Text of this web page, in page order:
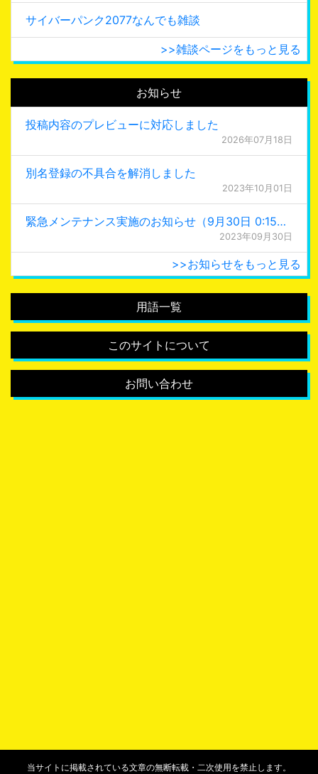
サイバーパンク2077なんでも雑談
>>雑談ページをもっと見る
お知らせ
投稿内容のプレビューに対応しました
2026年07月18日
別名登録の不具合を解消しました
2023年10月01日
緊急メンテナンス実施のお知らせ（9月30日 0:15更新）
2023年09月30日
>>お知らせをもっと見る
用語一覧
このサイトについて
お問い合わせ
当サイトに掲載されている文章の無断転載・二次使用を禁止します。